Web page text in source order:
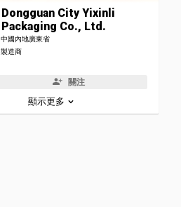
Dongguan City Yixinli
Packaging Co., Ltd.
中國內地廣東省
製造商
關注
顯示更多